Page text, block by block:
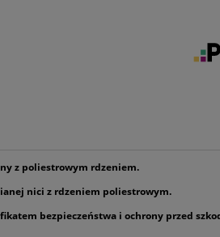
z poliestrowym rdzeniem.
nici z rdzeniem poliestrowym.
bezpieczeństwa i ochrony przed